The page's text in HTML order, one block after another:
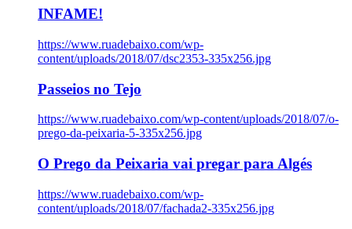
INFAME!
https://www.ruadebaixo.com/wp-
content/uploads/2018/07/dsc2353-335x256.jpg
Passeios no Tejo
https://www.ruadebaixo.com/wp-content/uploads/2018/07/o-
prego-da-peixaria-5-335x256.jpg
O Prego da Peixaria vai pregar para Algés
https://www.ruadebaixo.com/wp-
content/uploads/2018/07/fachada2-335x256.jpg